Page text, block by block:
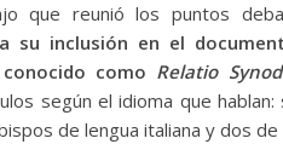
que reunió los puntos
su inclusión en el
como Relatio
según el idioma que
de lengua italiana y dos de